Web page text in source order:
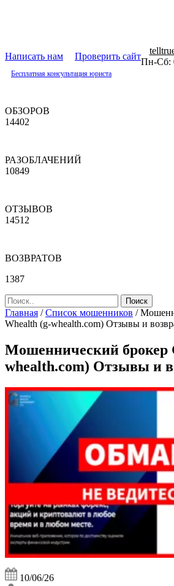
Написать нам Проверить сайт
Пн-Сб:
Бесплатная консультация юриста
ОБЗОРОВ
14402
РАЗОБЛАЧЕНИЙ
10849
ОТЗЫВОВ
14512
ВОЗВРАТОВ
1387
Главная /Список мошенников /
Whealth (g-whealth.com) Отзывы и
Мошеннический брокер
whealth.com) Отзывы и
10/06/26